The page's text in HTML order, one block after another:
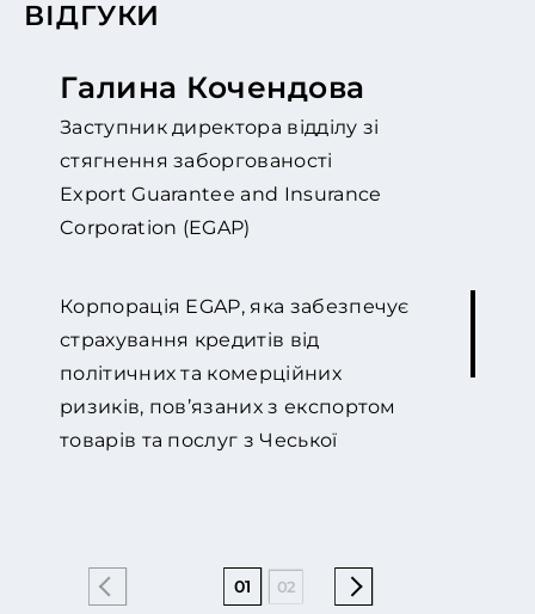
ВІДГУКИ
01 02
Галина Кочендова
Заступник директора відділу зі
стягнення заборгованості
Export Guarantee and Insurance
Corporation (EGAP)
Корпорація EGAP, яка забезпечує
страхування кредитів від
політичних та комерційних
ризиків, пов’язаних з експортом
товарів та послуг з Чеської
та дійсно цінуємо прогресивний
підхід фірми до вирішення